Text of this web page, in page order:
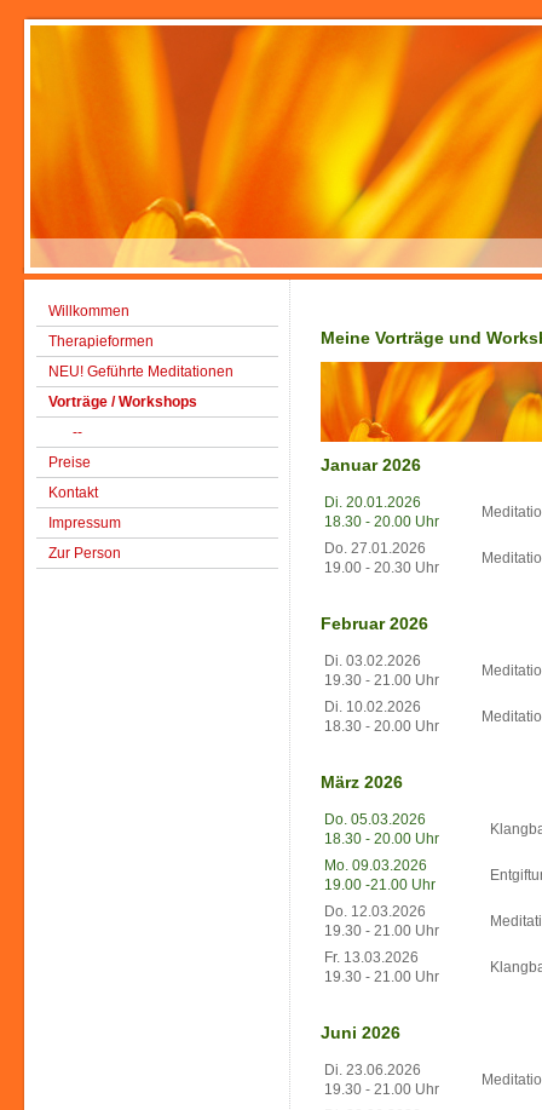
Willkommen
Therapieformen
NEU! Geführte Meditationen
Vorträge / Workshops
--
Preise
Kontakt
Impressum
Zur Person
Meine Vorträge und
Januar 2026
Di. 20.01.2026
18.30 - 20.00 Uhr
Do. 27.01.2026
19.00 - 20.30 Uhr
Februar 2026
Di. 03.02.2026
19.30 - 21.00 Uhr
Di. 10.02.2026
18.30 - 20.00 Uhr
März 2026
Do. 05.03.2026
18.30 - 20.00 Uhr
Mo. 09.03.2026
19.00 -21.00 Uhr
Do. 12.03.2026
19.30 - 21.00 Uhr
Fr. 13.03.2026
19.30 - 21.00 Uhr
Juni 2026
Di. 23.06.2026
19.30 - 21.00 Uhr